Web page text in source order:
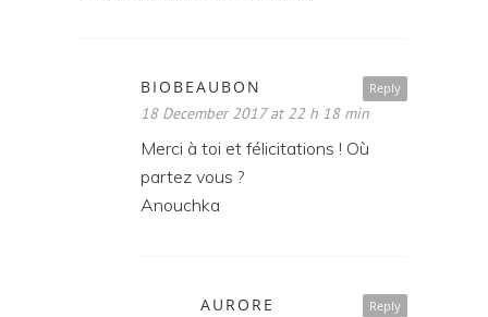
Reply
BIOBEAUBON
18 December 2017 at 22 h 18 min
Merci à toi et félicitations ! Où
partez vous ?
Anouchka
Reply
AURORE